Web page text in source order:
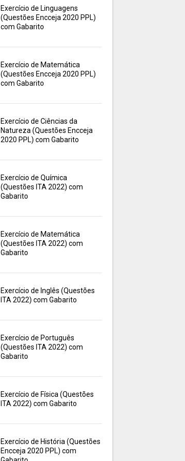
Exercício de Linguagens
(Questões Encceja 2020 PPL)
com Gabarito
Exercício de Matemática
(Questões Encceja 2020 PPL)
com Gabarito
Exercício de Ciências da
Natureza (Questões Encceja
2020 PPL) com Gabarito
Exercício de Química
(Questões ITA 2022) com
Gabarito
Exercício de Matemática
(Questões ITA 2022) com
Gabarito
Exercício de Inglês (Questões
ITA 2022) com Gabarito
Exercício de Português
(Questões ITA 2022) com
Gabarito
Exercício de Física (Questões
ITA 2022) com Gabarito
Exercício de História (Questões
Encceja 2020 PPL) com